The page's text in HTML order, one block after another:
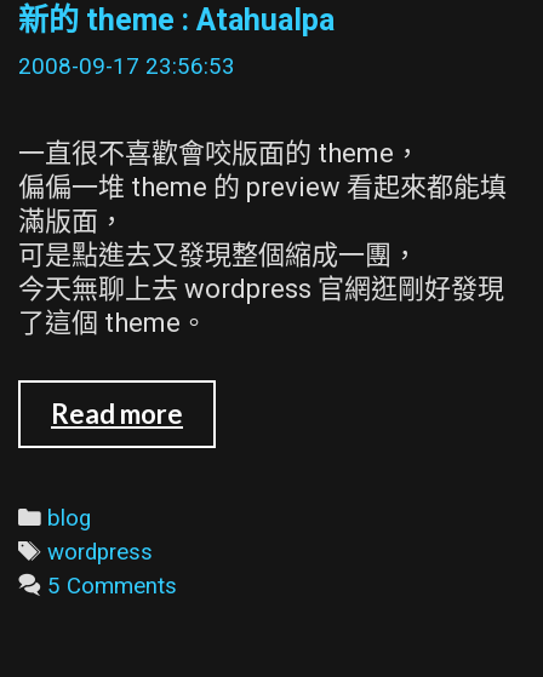
掉
了
主
題
新的 theme : Atahualpa
2008-09-17 23:56:53
一直很不喜歡會咬版面的 theme，
偏偏一堆 theme 的 preview 看起來都能填
滿版面，
可是點進去又發現整個縮成一團，
今天無聊上去 wordpress 官網逛剛好發現
了這個 theme。
Read more
的
Categories
blog
Tags
wordpress
5 Comments